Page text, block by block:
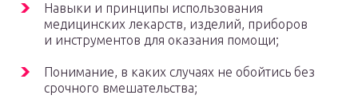
Навыки и принципы использования
медицинских лекарств, изделий, приборов
и инструментов для оказания помощи;
Понимание, в каких случаях не обойтись без
срочного вмешательства;